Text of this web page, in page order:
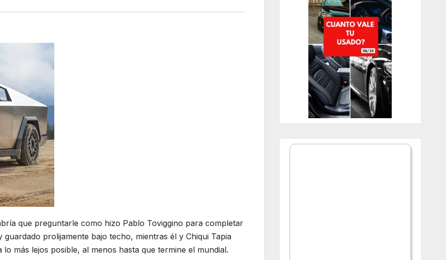
que preguntarle como hizo Pablo Toviggino para completar
prolijamente bajo techo, mientras él y Chiqui Tapia
más lejos posible, al menos hasta que termine el mundial.